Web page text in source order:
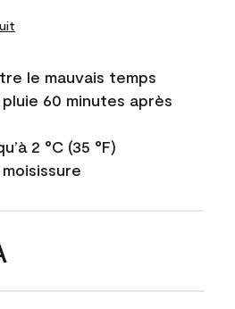
le mauvais temps
60 minutes après
2 °C (35 °F)